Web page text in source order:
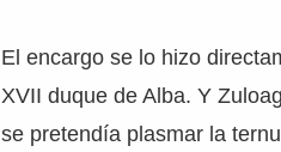
El encargo se lo hizo
XVII duque de Alba. Y
se pretendía plasmar la